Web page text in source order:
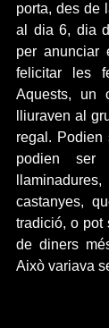
porta, des de
al dia 6, dia
per anunciar
felicitar les
Aquests, un
lliuraven al
regal. Podien
podien ser
castanyes,
tradició, o pot
de diners
Això variava